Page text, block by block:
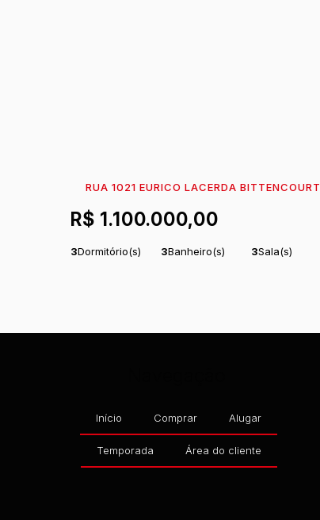
R$ 1.100.000,00
RUA 1021 EURICO LACERDA BITTENCOURT,
CATARINA, BRASIL
3Dormitório(s) 3Banheiro(s) 3Sala(s)
Início Comprar Alugar
Temporada Área do cliente